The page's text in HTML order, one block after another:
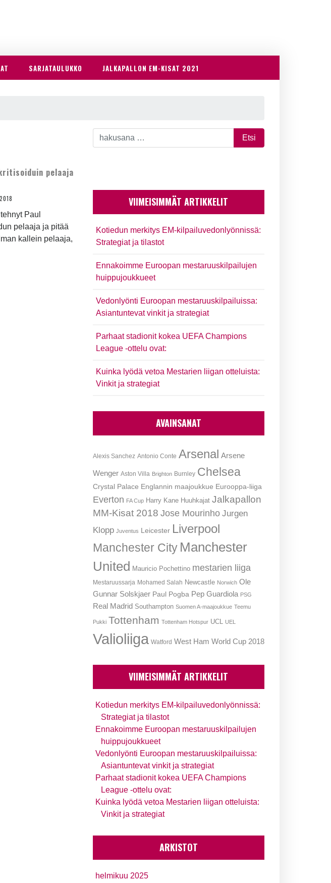
SARJATAULUKKO JALKAPALLON EM-KISAT 2021
pelaaja
Paul
pelaaja ja pitää
kallein pelaaja,
VIIMEISIMMÄT ARTIKKELIT
Kotiedun merkitys EM-kilpailuvedonlyönnissä:
Strategiat ja tilastot
Ennakoimme Euroopan mestaruuskilpailujen
huippujoukkueet
Vedonlyönti Euroopan mestaruuskilpailuissa:
Asiantuntevat vinkit ja strategiat
Parhaat stadionit kokea UEFA Champions
League -ottelu ovat:
Kuinka lyödä vetoa Mestarien liigan otteluista:
Vinkit ja strategiat
AVAINSANAT
Alexis Sanchez Antonio Conte Arsenal Arsene
Wenger Aston Villa Brighton Burnley Chelsea
Crystal Palace Englannin maajoukkue Eurooppa-liiga
Everton FA Cup Harry Kane Huuhkajat Jalkapallon
MM-Kisat 2018 Jose Mourinho Jurgen
Klopp Juventus Leicester Liverpool
Manchester City Manchester
United
Mauricio Pochettino mestarien liiga
Mestaruussarja Mohamed Salah Newcastle Norwich Ole
Gunnar Solskjaer Paul Pogba Pep Guardiola PSG
Real Madrid Southampton Suomen A-maajoukkue Teemu
Pukki Tottenham Tottenham Hotspur UCL UEL
Valioliiga Watford West Ham World Cup 2018
VIIMEISIMMÄT ARTIKKELIT
Kotiedun merkitys EM-kilpailuvedonlyönnissä:
Strategiat ja tilastot
Ennakoimme Euroopan mestaruuskilpailujen
huippujoukkueet
Vedonlyönti Euroopan mestaruuskilpailuissa:
Asiantuntevat vinkit ja strategiat
Parhaat stadionit kokea UEFA Champions
League -ottelu ovat:
Kuinka lyödä vetoa Mestarien liigan otteluista:
Vinkit ja strategiat
ARKISTOT
helmikuu 2025